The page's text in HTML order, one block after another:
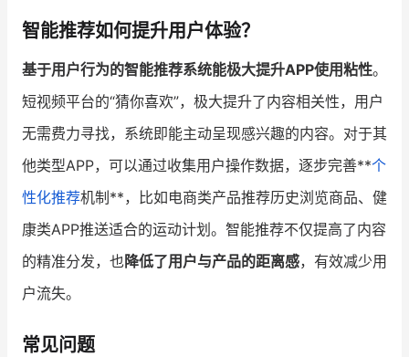
智能推荐如何提升用户体验？
基于用户行为的智能推荐系统能极大提升APP使用粘性。
短视频平台的“猜你喜欢”，极大提升了内容相关性，用户
无需费力寻找，系统即能主动呈现感兴趣的内容。对于其
他类型APP，可以通过收集用户操作数据，逐步完善**个
性化推荐机制**，比如电商类产品推荐历史浏览商品、健
康类APP推送适合的运动计划。智能推荐不仅提高了内容
的精准分发，也降低了用户与产品的距离感，有效减少用
户流失。
常见问题